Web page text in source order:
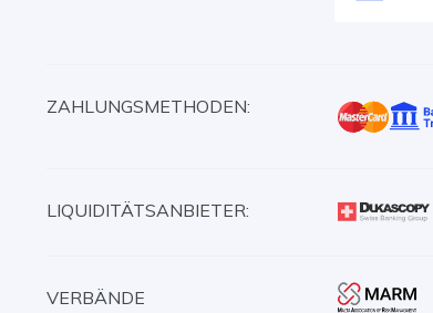
ZAHLUNGSMETHODEN:
LIQUIDITÄTSANBIETER:
VERBÄNDE